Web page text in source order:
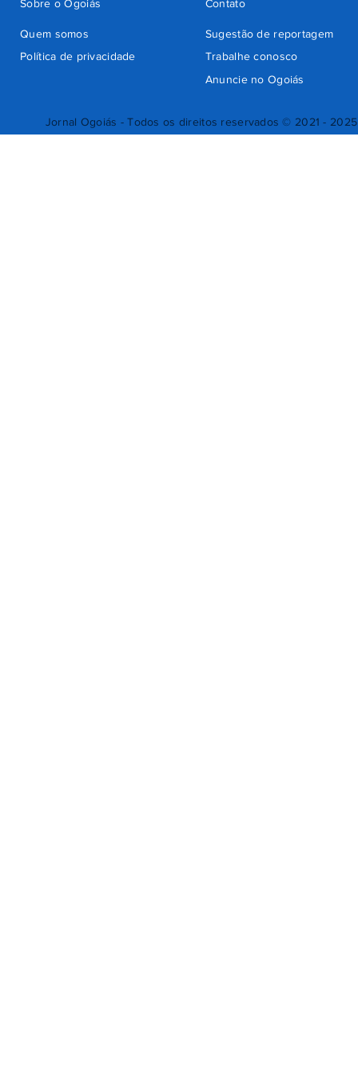
Jornal Ogoiás - Todos os direitos reservados © 2021 - 2025
Quem somos
Sugestão de reportagem
Trabalhe conosco
Política de privacidade
Anuncie no Ogoiás
Contato
Sobre o Ogoiás